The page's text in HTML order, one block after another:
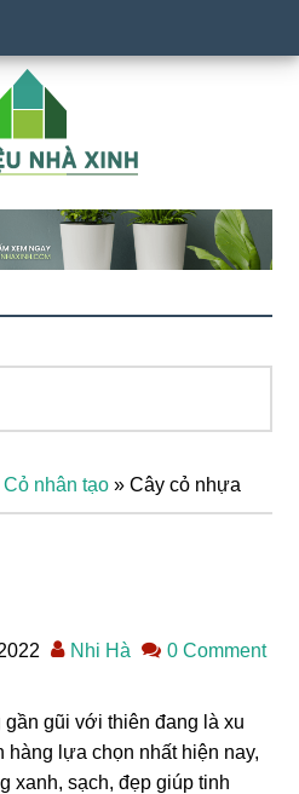
Cỏ nhân tạo »Cây cỏ nhựa
Nhi Hà 0 Comment
gũi với thiên đang là xu
lựa chọn nhất hiện nay,
xanh, sạch, đẹp giúp tinh